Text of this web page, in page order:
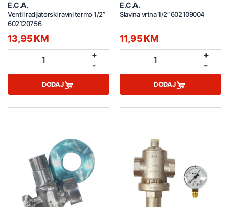
E.C.A.
Ventil radijatorski ravni termo 1/2”
602120756
13,95 KM
1
+
-
DODAJ
E.C.A.
Slavina vrtna 1/2” 602109004
11,95 KM
1
+
-
DODAJ